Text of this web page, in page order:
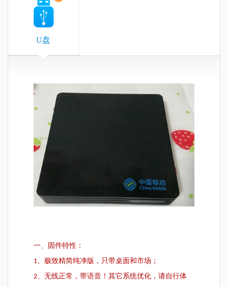
U盘
一、固件特性：
1、极致精简纯净版，只带桌面和市场；
2、无线正常，带语音！其它系统优化，请自行体